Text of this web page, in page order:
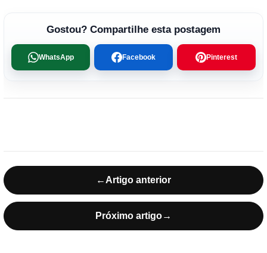
Gostou? Compartilhe esta postagem
WhatsApp Facebook Pinterest
←Artigo anterior
Próximo artigo→